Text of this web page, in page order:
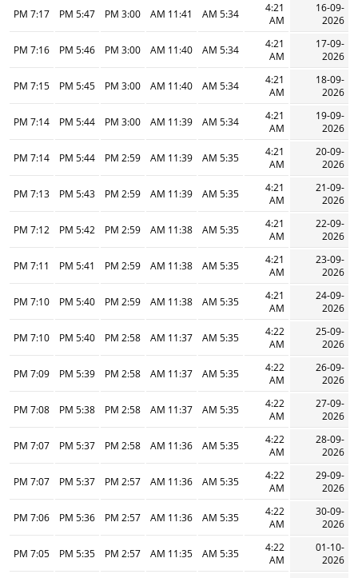
16-09-
2026
4:21
AM
5:34 AM
11:41 AM
3:00 PM
5:47 PM
7:17 PM
17-09-
2026
4:21
AM
5:34 AM
11:40 AM
3:00 PM
5:46 PM
7:16 PM
18-09-
2026
4:21
AM
5:34 AM
11:40 AM
3:00 PM
5:45 PM
7:15 PM
19-09-
2026
4:21
AM
5:34 AM
11:39 AM
3:00 PM
5:44 PM
7:14 PM
20-09-
2026
4:21
AM
5:35 AM
11:39 AM
2:59 PM
5:44 PM
7:14 PM
21-09-
2026
4:21
AM
5:35 AM
11:39 AM
2:59 PM
5:43 PM
7:13 PM
22-09-
2026
4:21
AM
5:35 AM
11:38 AM
2:59 PM
5:42 PM
7:12 PM
23-09-
2026
4:21
AM
5:35 AM
11:38 AM
2:59 PM
5:41 PM
7:11 PM
24-09-
2026
4:21
AM
5:35 AM
11:38 AM
2:59 PM
5:40 PM
7:10 PM
25-09-
2026
4:22
AM
5:35 AM
11:37 AM
2:58 PM
5:40 PM
7:10 PM
26-09-
2026
4:22
AM
5:35 AM
11:37 AM
2:58 PM
5:39 PM
7:09 PM
27-09-
2026
4:22
AM
5:35 AM
11:37 AM
2:58 PM
5:38 PM
7:08 PM
28-09-
2026
4:22
AM
5:35 AM
11:36 AM
2:58 PM
5:37 PM
7:07 PM
29-09-
2026
4:22
AM
5:35 AM
11:36 AM
2:57 PM
5:37 PM
7:07 PM
30-09-
2026
4:22
AM
5:35 AM
11:36 AM
2:57 PM
5:36 PM
7:06 PM
01-10-
2026
4:22
AM
5:35 AM
11:35 AM
2:57 PM
5:35 PM
7:05 PM